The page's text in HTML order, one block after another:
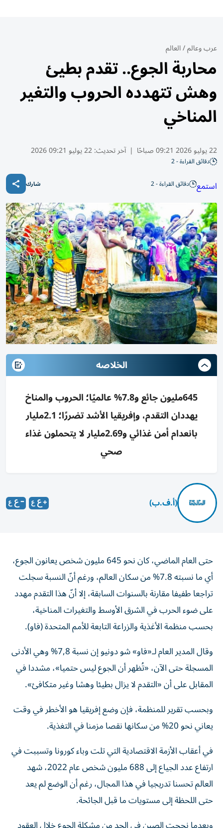
عرب وعالم/العالم
محاربة الجوع.. تقدم بطيئ
وهش تتهدده الحروب والتغير
المناخي
22 يوليو 2026 09:21 صباحًا | آخر تحديث:22 يوليو 09:21 2026
دقائق القراءة - 2
استمع دقائق القراءة - 2 شارك
الخلاصه
645مليون جائع و7.8% عالميًا؛ الحروب والمناخ
يهددان التقدم، وإفريقيا الأشد تضررًا؛ 2.1مليار
بانعدام أمن غذائي و2.69مليار لا يتحملون غذاء
صحي
(أ.ف.ب)
أي ما نسبته 7.8% من سكان العالم، ورغم أنّ النسبة سجلت
تراجعا طفيفا مقارنة بالسنوات السابقة، إلا أنّ هذا التقدم مهدد
على ضوء الحرب في الشرق الأوسط والتغيرات المناخية،
بحسب منظمة الأغذية والزراعة التابعة للأمم المتحدة (فاو).
وقال المدير العام لـ«فاو» شو دونيو إن نسبة 7,8% وهي الأدنى
المسجلة حتى الآن، «تُظهر أن الجوع ليس حتميا»، مشددا في
المقابل على أن «التقدم لا يزال بطيئا وهشا وغير متكافئ».
وبحسب تقرير للمنظمة، فإن وضع إفريقيا هو الأخطر في وقت
يعاني نحو 20% من سكانها نقصا مزمنا في التغذية.
في أعقاب الأزمة الاقتصادية التي تلت وباء كورونا وتسببت في
ارتفاع عدد الجياع إلى 688 مليون شخص عام 2022، شهد
العالم تحسنا تدريجيا في هذا المجال، رغم أن الوضع لم يعد
حتى اللحظة إلى مستويات ما قبل الجائحة.